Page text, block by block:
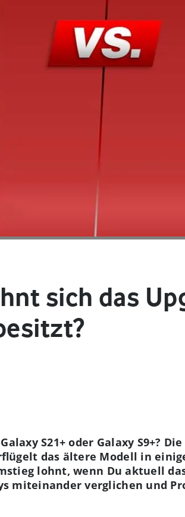
sich das
S21+ oder Galaxy S9+?
das ältere Modell in
lohnt, wenn Du aktuell
miteinander verglichen und